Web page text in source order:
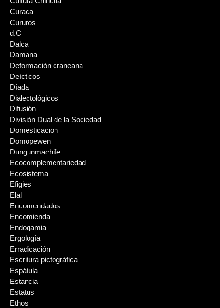
Curaca
Cururos
d.C
Dalca
Damana
Deformación craneana
Deícticos
Díada
Dialectológicos
Difusión
División Dual de la Sociedad
Domesticación
Domopewen
Dungunmachife
Ecocomplementariedad
Ecosistema
Efigies
Elal
Encomendados
Encomienda
Endogamia
Ergología
Erradicación
Escritura pictográfica
Espátula
Estancia
Estatus
Ethos